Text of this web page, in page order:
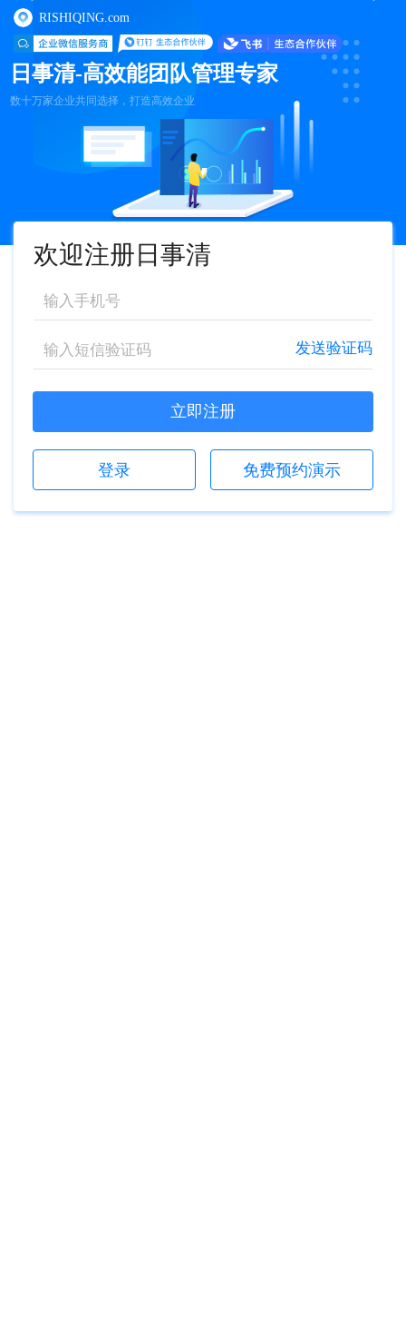
RISHIQING.com
日事清-高效能团队管理专家
数十万家企业共同选择，打造高效企业
欢迎注册日事清
发送验证码
立即注册
登录 免费预约演示